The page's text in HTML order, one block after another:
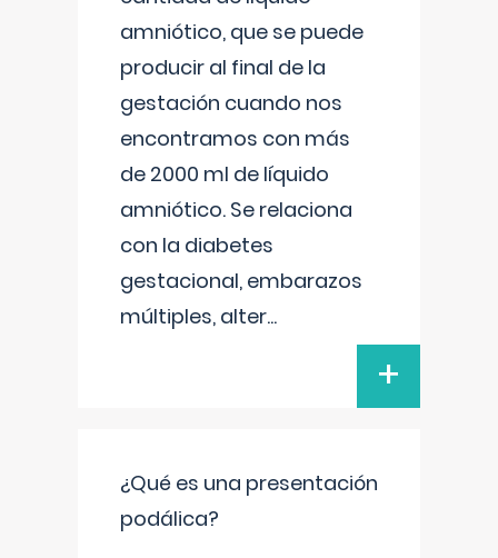
amniótico, que se puede
producir al final de la
gestación cuando nos
encontramos con más
de 2000 ml de líquido
amniótico. Se relaciona
con la diabetes
gestacional, embarazos
múltiples, alter...
+
¿Qué es una presentación
podálica?